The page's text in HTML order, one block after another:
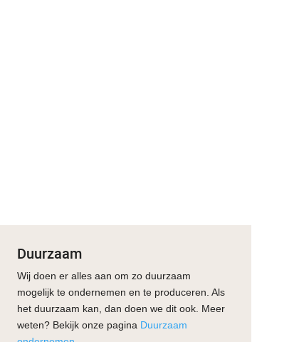
Duurzaam
Wij doen er alles aan om zo duurzaam
mogelijk te ondernemen en te produceren. Als
het duurzaam kan, dan doen we dit ook. Meer
weten? Bekijk onze pagina Duurzaam